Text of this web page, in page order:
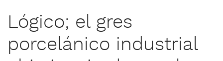
Lógico; el gres
porcelánico industrial